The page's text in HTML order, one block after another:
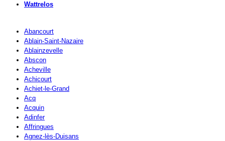
Wattrelos
Abancourt
Ablain-Saint-Nazaire
Ablainzevelle
Abscon
Acheville
Achicourt
Achiet-le-Grand
Acq
Acquin
Adinfer
Affringues
Agnez-lès-Duisans